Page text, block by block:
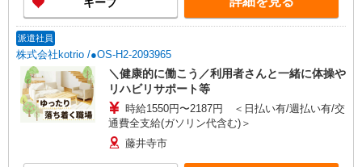
派遣社員
株式会社kotrio /●OS-H2-2093965
＼健康的に働こう／利用者さんと一緒に体操や
リハビリサポート等
時給1550円〜2187円 ＜日払い有/週払い有/交
通費全支給(ガソリン代含む)＞
藤井寺市